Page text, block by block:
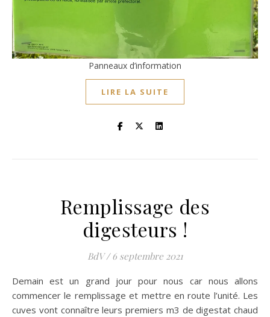
Panneaux d’information
LIRE LA SUITE
Remplissage des
digesteurs !
BdV / 6 septembre 2021
Demain est un grand jour pour nous car nous allons
commencer le remplissage et mettre en route l’unité. Les
cuves vont connaître leurs premiers m3 de digestat chaud